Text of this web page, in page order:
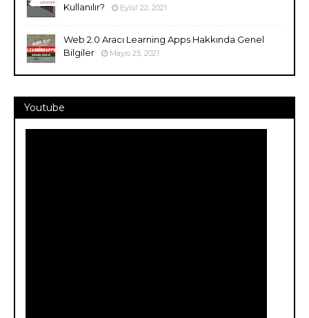
Kullanılır?
Eylül 22, 2021
Web 2.0 Aracı Learning Apps Hakkında Genel
Bilgiler
Mayıs 25, 2021
Youtube